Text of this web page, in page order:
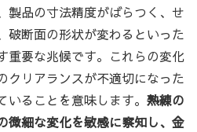
製品の寸法精度がばらつく、せ
破断面の形状が変わるといった
重要な兆候です。これらの変化
クリアランスが不適切になった
いることを意味します。 熟練の
微細な変化を敏感に察知し、金